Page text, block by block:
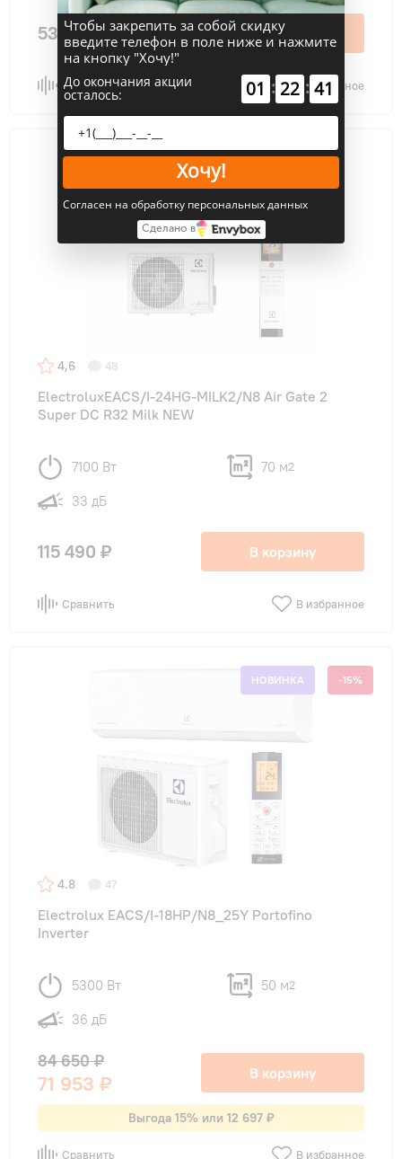
53 990 ₽ В корзину
Сравнить В избранное
4,6 48
ElectroluxEACS/I-24HG-MILK2/N8 Air Gate 2
Super DC R32 Milk NEW
7100 Вт 70 м2
33 дБ
115 490 ₽ В корзину
Сравнить В избранное
НОВИНКА -15%
4.8 47
Electrolux EACS/I-18HP/N8_25Y Portofino
Inverter
5300 Вт 50 м2
36 дБ
84 650 ₽
71 953 ₽ В корзину
Выгода 15% или 12 697 ₽
Сравнить В избранное
Чтобы закрепить за собой скидку
введите телефон в поле ниже и нажмите
на кнопку "Хочу!"
До окончания акции
осталось: 01 : 22 : 40
Хочу!
Согласен на обработку персональных данных
Сделано в